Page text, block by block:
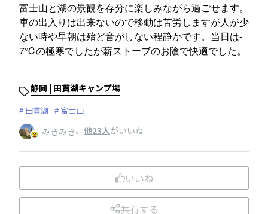
富士山と湖の景観を存分に楽しみながら過ごせます。
車の出入りは出来ないので移動は苦労しますが人が少
ない時や早朝は殆ど音がしない程静かです。当日は-
7℃の極寒でしたが薪ストーブのお陰で快適でした。
静岡 | 田貫湖キャンプ場
田貫湖 富士山
みきみき、 他23人がいいね
いいね
共有する